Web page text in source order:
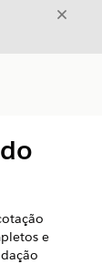
Fechar
e